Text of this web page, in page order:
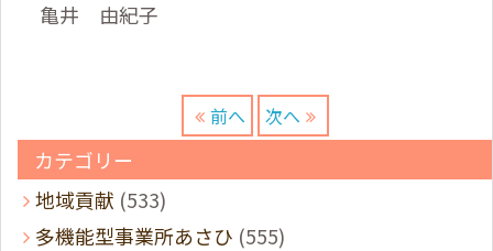
亀井 由紀子
前へ 次へ
カテゴリー
地域貢献 (533)
多機能型事業所あさひ (555)